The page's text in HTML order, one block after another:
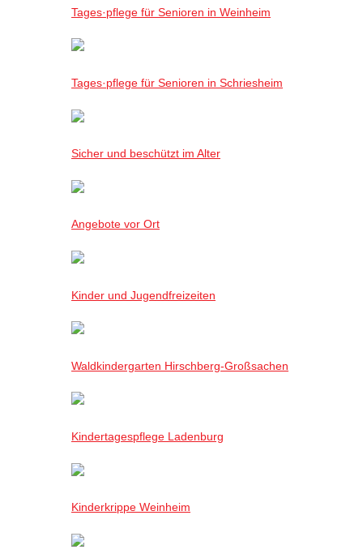
Tages·pflege für Senioren in Weinheim
Tages·pflege für Senioren in Schriesheim
Sicher und beschützt im Alter
Angebote vor Ort
Kinder und Jugendfreizeiten
Waldkindergarten Hirschberg-Großsachen
Kindertagespflege Ladenburg
Kinderkrippe Weinheim